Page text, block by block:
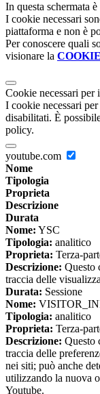
In questa schermata
I cookie necessari
piattaforma e non è
Per conoscere quali
visionare la
Cookie necessari per
I cookie necessari
disabilitati. È
policy.
youtube.com
Nome
Tipologia
Proprieta
Descrizione
Durata
Nome: YSC
Tipologia: analitico
Proprieta: Terza-
Descrizione: Questo
traccia delle
Durata: Sessione
Nome:
Tipologia: analitico
Proprieta: Terza-
Descrizione: Questo
traccia delle
nei siti; può anche
utilizzando la nuova
Youtube.